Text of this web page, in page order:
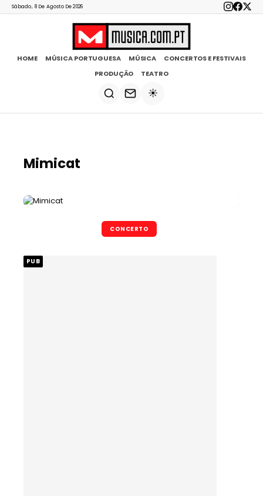
Sábado, 8 De Agosto De 2026
HOME MÚSICA PORTUGUESA MÚSICA
CONCERTOS E FESTIVAIS
PRODUÇÃO
TEATRO
☀️
Mimicat
CONCERTO
PUB